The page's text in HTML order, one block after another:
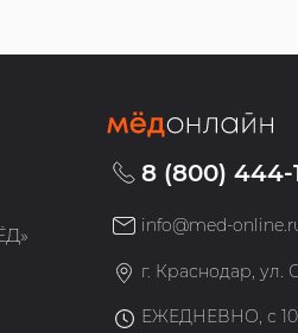
8 (800) 444-
info@med-
г. Краснодар, ул.
ЕЖЕДНЕВНО, с